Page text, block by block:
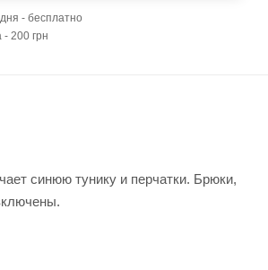
- бесплатно
- 200 грн
синюю тунику и перчатки. Брюки,